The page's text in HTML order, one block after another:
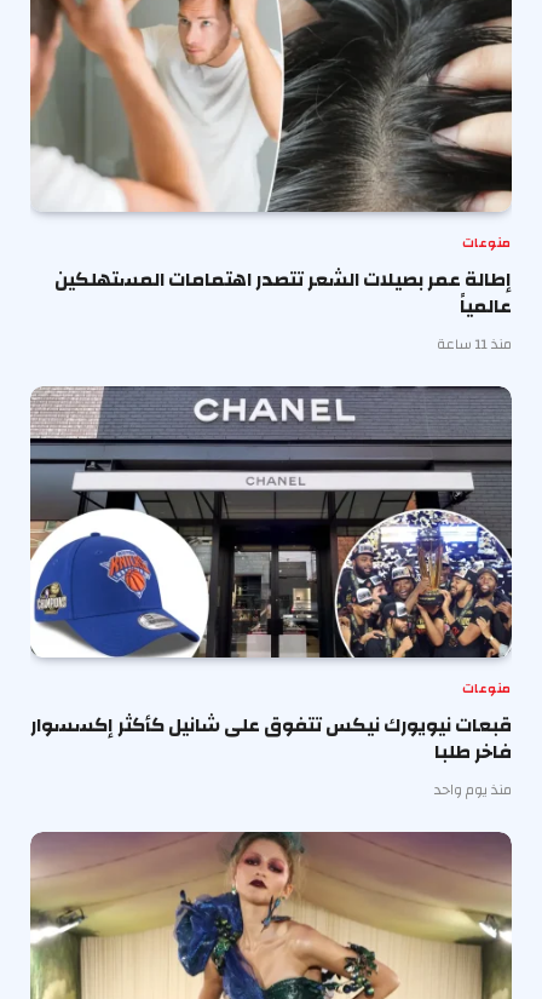
منوعات
إطالة عمر بصيلات الشعر تتصدر اهتمامات المستهلكين
عالمياً
منذ 11 ساعة
منوعات
قبعات نيويورك نيكس تتفوق على شانيل كأكثر إكسسوار
فاخر طلبا
منذ يوم واحد